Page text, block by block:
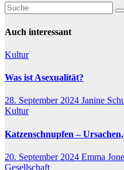
Auch interessant
Kultur
Was ist Asexualität?
28. September 2024 Janine
Kultur
Katzenschnupfen –
20. September 2024 Emma
Gesellschaft